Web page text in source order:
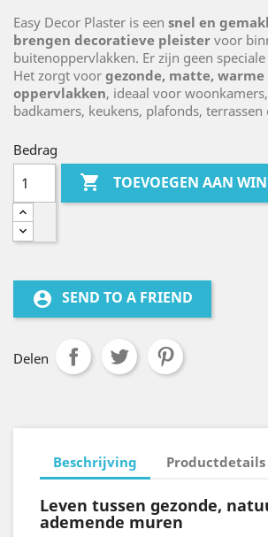
Easy Decor Plaster is een snel en
brengen decoratieve pleister voor
buitenoppervlakken. Er zijn geen
Het zorgt voor gezonde, matte,
oppervlakken, ideaal voor
badkamers, keukens, plafonds, terrassen
Bedrag
 TOEVOEGEN AAN
account_circle SEND TO A FRIEND
Delen
Beschrijving Productdetails
Leven tussen gezonde,
ademende muren